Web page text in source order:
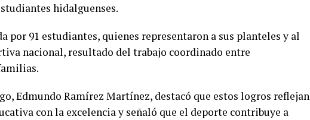
hidalguenses.
por 91 estudiantes, quienes representaron a sus planteles y al
nacional, resultado del trabajo coordinado entre
Edmundo Ramírez Martínez, destacó que estos logros reflejan
con la excelencia y señaló que el deporte contribuye a